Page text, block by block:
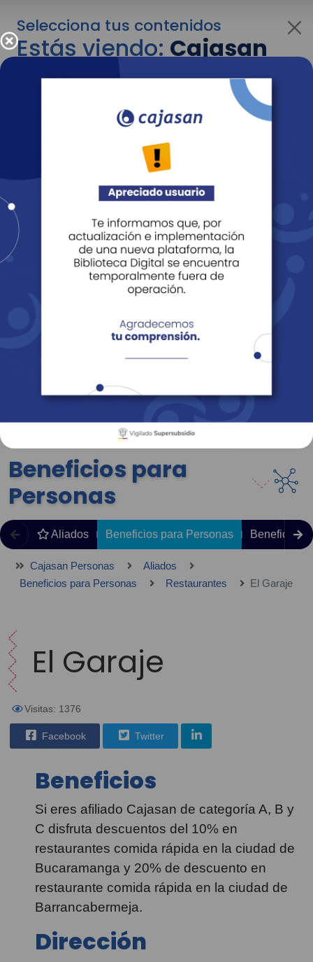
Selecciona tus contenidos
Estás viendo:Cajasan
para personas
Para cambiar al contenido de tu interés más
adelante recuerda utilizar el menú
Entendido
Revista Fácil Vivir
Sedes Directorio Servicios En Línea
Beneficios para
Personas
Aliados Beneficios para Personas Beneficios
Cajasan Personas
Aliados
Beneficios para Personas
Restaurantes El Garaje
El Garaje
Visitas: 1376
Facebook Twitter
Beneficios
Si eres afiliado Cajasan de categoría A, B y
C disfruta descuentos del 10% en
restaurantes comida rápida en la ciudad de
Bucaramanga y 20% de descuento en
restaurante comida rápida en la ciudad de
Barrancabermeja.
Dirección